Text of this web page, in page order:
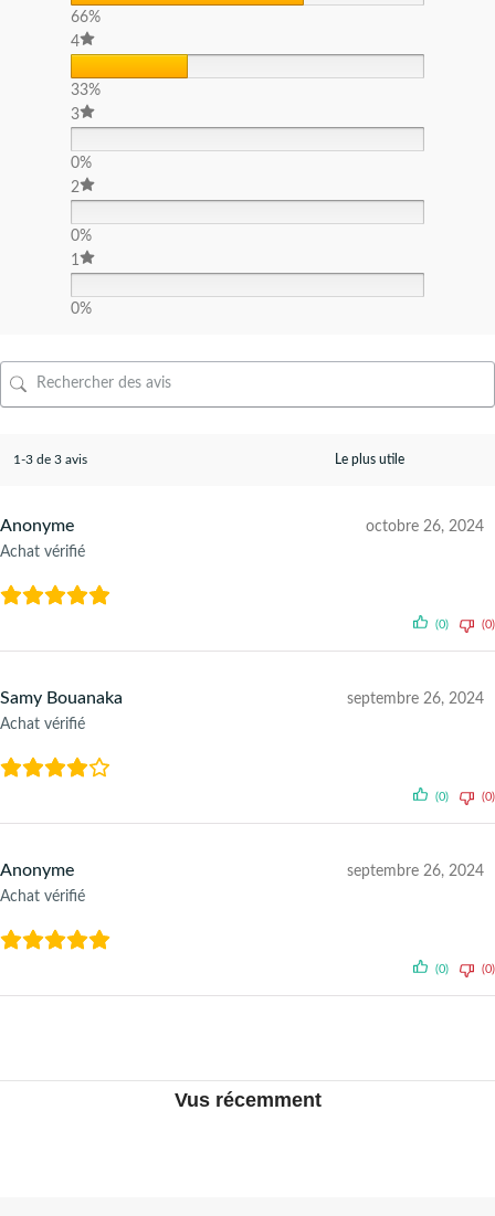
66%
4
33%
3
0%
2
0%
1
0%
1-3 de 3 avis
Anonyme
Achat vérifié
octobre 26, 2024
(0) (0)
Samy Bouanaka
Achat vérifié
septembre 26, 2024
(0) (0)
Anonyme
Achat vérifié
septembre 26, 2024
(0) (0)
Vus récemment